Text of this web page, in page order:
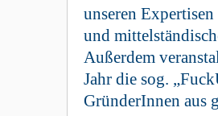
unseren
und
Außerdem
Jahr die sog.
GründerInnen aus